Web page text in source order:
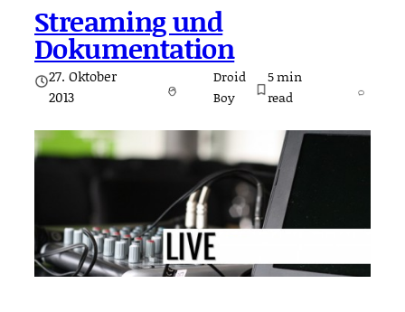
Streaming und
Dokumentation
27. Oktober
2013
Droid
Boy
5min
read